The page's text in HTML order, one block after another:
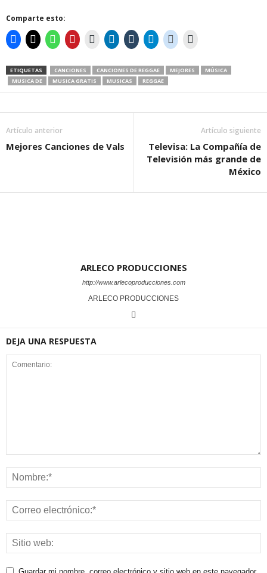
Comparte esto:
ETIQUETAS CANCIONES CANCIONES DE REGGAE MEJORES
MÚSICA
MUSICA DE
MUSICA GRATIS MUSICAS REGGAE
Artículo anterior
Mejores Canciones de Vals
Artículo siguiente
Televisa: La Compañía de
Televisión más grande de
México
ARLECO PRODUCCIONES
http://www.arlecoproducciones.com
ARLECO PRODUCCIONES
DEJA UNA RESPUESTA